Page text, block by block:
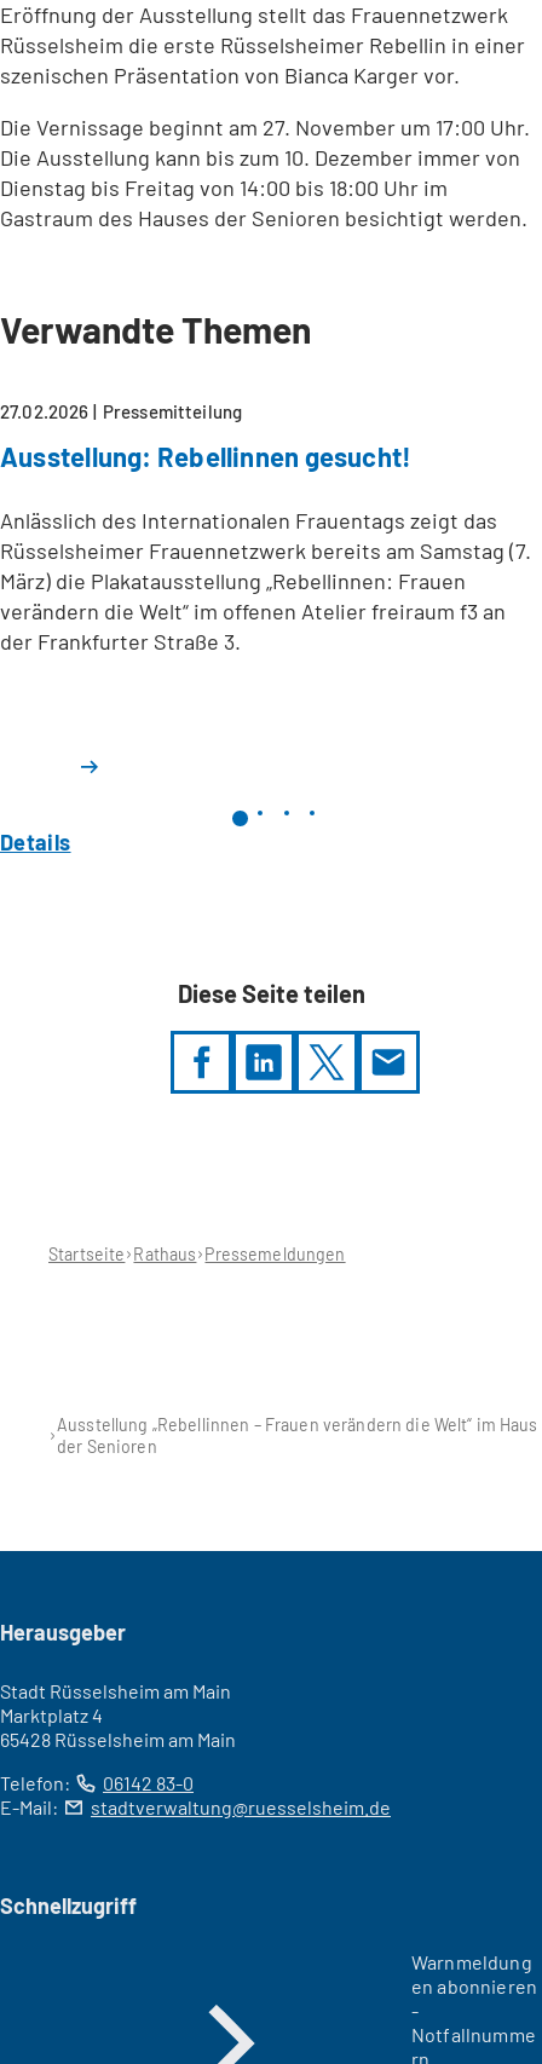
Eröffnung der Ausstellung stellt das Frauennetzwerk
Rüsselsheim die erste Rüsselsheimer Rebellin in einer
szenischen Präsentation von Bianca Karger vor.
Die Vernissage beginnt am 27. November um 17:00 Uhr.
Die Ausstellung kann bis zum 10. Dezember immer von
Dienstag bis Freitag von 14:00 bis 18:00 Uhr im
Gastraum des Hauses der Senioren besichtigt werden.
Verwandte Themen
27.02.2026 Pressemitteilung
Ausstellung: Rebellinnen gesucht!
Anlässlich des Internationalen Frauentags zeigt das
Rüsselsheimer Frauennetzwerk bereits am Samstag (7.
März) die Plakatausstellung „Rebellinnen: Frauen
verändern die Welt“ im offenen Atelier freiraum f3 an
der Frankfurter Straße 3.
Details
Diese Seite teilen
Startseite Rathaus Pressemeldungen
Ausstellung „Rebellinnen – Frauen verändern die Welt“ im Haus
der Senioren
Seitenfuß
Herausgeber
Stadt Rüsselsheim am Main
Marktplatz 4
65428 Rüsselsheim am Main
Telefon:
06142 83-0
E-Mail:
stadtverwaltung ruesselsheim de
Schnellzugriff
Warnmeldung
en abonnieren
-
Notfallnumme
rn